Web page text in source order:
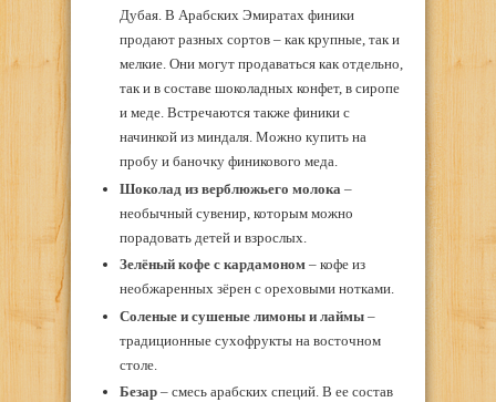
Дубая. В Арабских Эмиратах финики
продают разных сортов – как крупные, так и
мелкие. Они могут продаваться как отдельно,
так и в составе шоколадных конфет, в сиропе
и меде. Встречаются также финики с
начинкой из миндаля. Можно купить на
пробу и баночку финикового меда.
Шоколад из верблюжьего молока –
необычный сувенир, которым можно
порадовать детей и взрослых.
Зелёный кофе с кардамоном– кофе из
необжаренных зёрен с ореховыми нотками.
Соленые и сушеные лимоны и лаймы–
традиционные сухофрукты на восточном
столе.
Безар– смесь арабских специй. В ее состав